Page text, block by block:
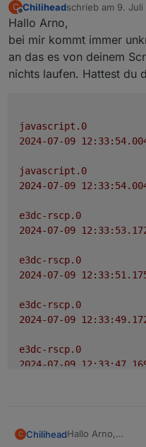
C
Offline
Chiliheadschrieb am 9. Juli
zuletzt editiert von
Hallo Arno,
bei mir kommt immer
an das es von deinem
nichts laufen. Hattest du
javascript.0
javascript.0
e3dc-rscp.0
e3dc-rscp.0
e3dc-rscp.0
e3dc-rscp.0
javascript.0
C ChiliheadHallo Arno,